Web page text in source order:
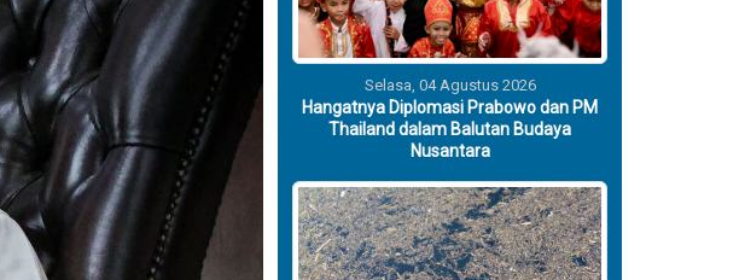
Selasa, 04 Agustus 2026
Hangatnya Diplomasi Prabowo dan PM
Thailand dalam Balutan Budaya
Nusantara